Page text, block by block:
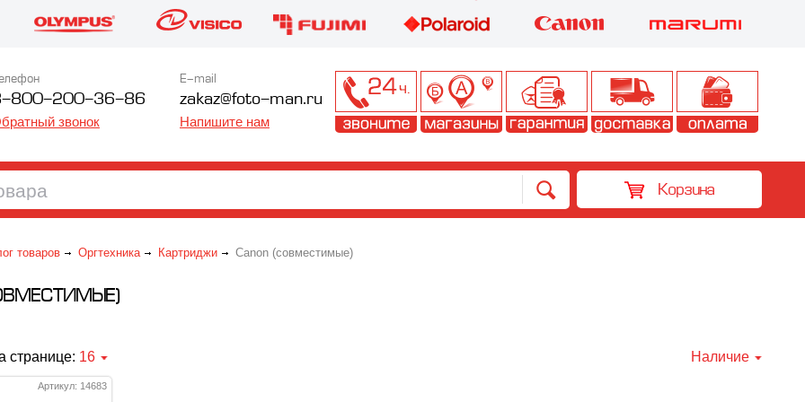
800-200-36-86
звонок
E-mail
zakaz@foto-man.ru
Напишите нам
Корзина
товаров Оргтехника Картриджи Canon (совместимые)
странице: 16 Наличие
Артикул: 14683